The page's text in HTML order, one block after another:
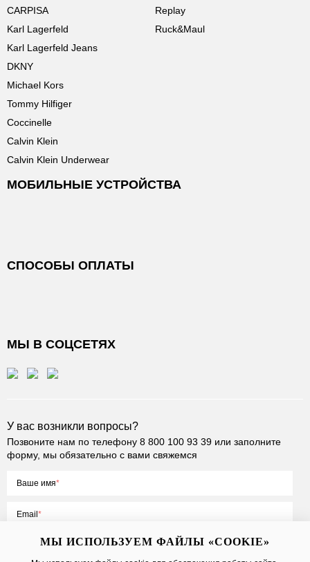
CARPISA
Karl Lagerfeld
Karl Lagerfeld Jeans
DKNY
Michael Kors
Tommy Hilfiger
Coccinelle
Calvin Klein
Calvin Klein Underwear
Replay
Ruck&Maul
МОБИЛЬНЫЕ УСТРОЙСТВА
СПОСОБЫ ОПЛАТЫ
МЫ В СОЦСЕТЯХ
У вас возникли вопросы?
Позвоните нам по телефону 8 800 100 93 39 или заполните
форму, мы обязательно с вами свяжемся
Ваше имя
Email
МЫ ИСПОЛЬЗУЕМ ФАЙЛЫ «COOKIE»